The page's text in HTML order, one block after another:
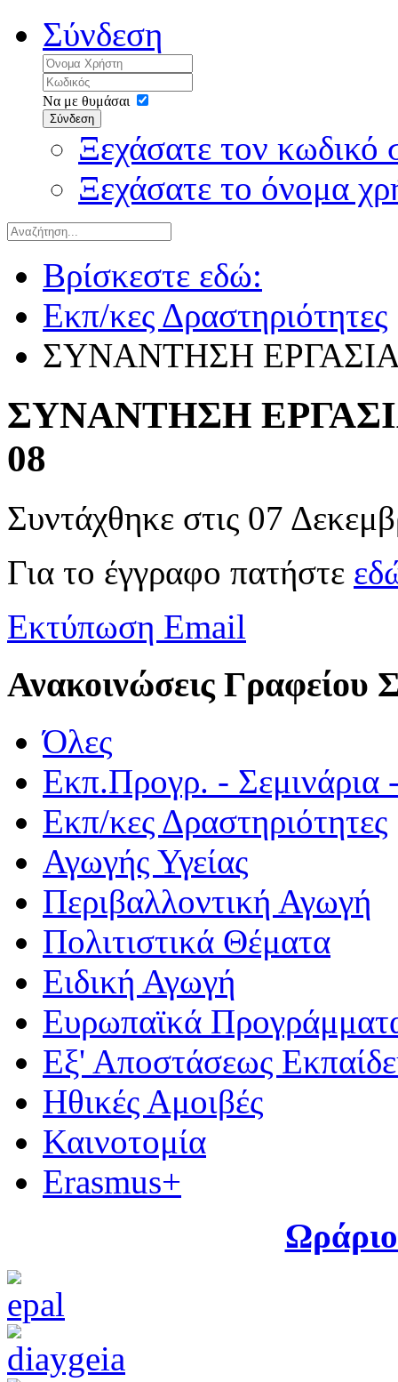
Σύνδεση
Να με θυμάσαι
Σύνδεση
Ξεχάσατε τον κωδικό
Ξεχάσατε το όνομα
Βρίσκεστε εδώ:
Εκπ/κες Δραστηριότητες
ΣΥΝΑΝΤΗΣΗ
ΣΥΝΑΝΤΗΣΗ
08
Συντάχθηκε στις 07
Για το έγγραφο πατήστε
Εκτύπωση Email
Ανακοινώσεις Γραφείου
Όλες
Εκπ.Προγρ. - Σεμινάρια
Εκπ/κες Δραστηριότητες
Αγωγής Υγείας
Περιβαλλοντική Αγωγή
Πολιτιστικά Θέματα
Ειδική Αγωγή
Ευρωπαϊκά
Εξ' Αποστάσεως
Ηθικές Αμοιβές
Καινοτομία
Erasmus+